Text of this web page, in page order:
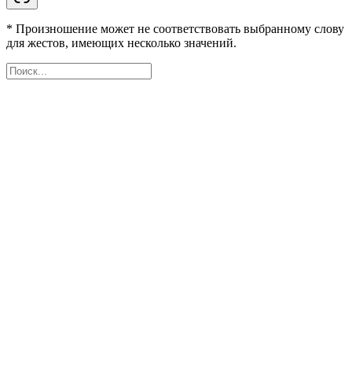
* Произношение может не соответствовать выбранному слову
для жестов, имеющих несколько значений.